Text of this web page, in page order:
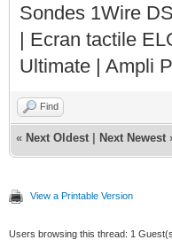
Sondes 1Wire
| Ecran tactile
Ultimate | Ampli
Find
« Next Oldest Next Newest
View a Printable Version
Users browsing this thread: 1